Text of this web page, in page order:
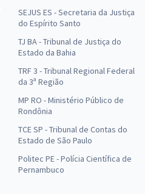
SEJUS ES - Secretaria da Justiça
do Espírito Santo
TJ BA - Tribunal de Justiça do
Estado da Bahia
TRF 3 - Tribunal Regional Federal
da 3ª Região
MP RO - Ministério Público de
Rondônia
TCE SP - Tribunal de Contas do
Estado de São Paulo
Politec PE - Polícia Científica de
Pernambuco